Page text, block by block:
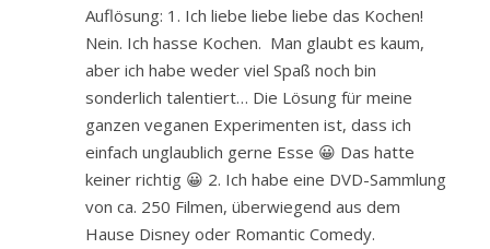
Auflösung: 1. Ich liebe liebe liebe das Kochen!
Nein. Ich hasse Kochen. Man glaubt es kaum,
aber ich habe weder viel Spaß noch bin
sonderlich talentiert… Die Lösung für meine
ganzen veganen Experimenten ist, dass ich
einfach unglaublich gerne Esse 😀 Das hatte
keiner richtig 😀 2. Ich habe eine DVD-Sammlung
von ca. 250 Filmen, überwiegend aus dem
Hause Disney oder Romantic Comedy.